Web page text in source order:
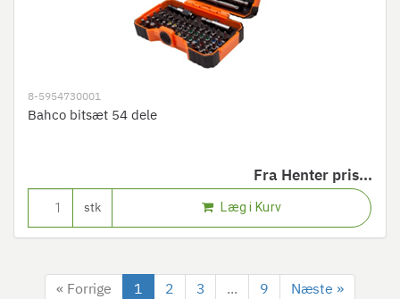
8-5954730001
Bahco bitsæt 54 dele
Fra Henter pris...
stk Læg i Kurv
« Forrige 1 2 3 ... 9 Næste »